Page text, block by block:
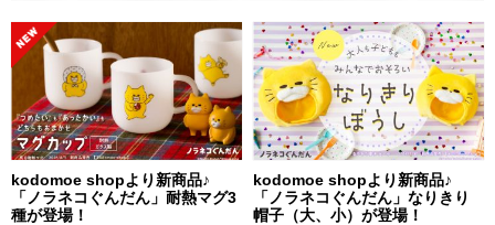
kodomoe shopより新商品♪
「ノラネコぐんだん」耐熱マグ3
種が登場！
kodomoe shopより新商品♪
「ノラネコぐんだん」なりきり
帽子（大、小）が登場！